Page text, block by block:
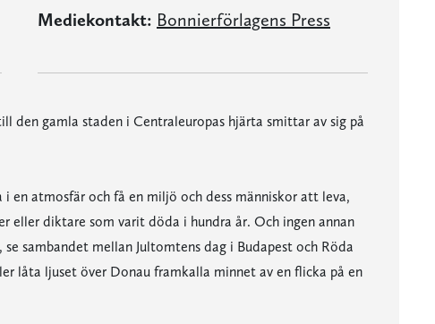
Mediekontakt: Bonnierförlagens Press
den gamla staden i Centraleuropas hjärta smittar av sig på
en atmosfär och få en miljö och dess människor att leva,
eller diktare som varit döda i hundra år. Och ingen annan
sambandet mellan Jultomtens dag i Budapest och Röda
låta ljuset över Donau framkalla minnet av en flicka på en